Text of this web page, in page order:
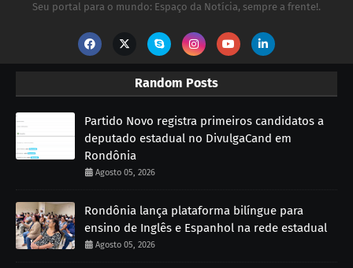
Seu portal para o mundo: Espaço da Notícia, sempre a frente!.
Random Posts
Partido Novo registra primeiros candidatos a
deputado estadual no DivulgaCand em
Rondônia
Agosto 05, 2026
Rondônia lança plataforma bilíngue para
ensino de Inglês e Espanhol na rede estadual
Agosto 05, 2026